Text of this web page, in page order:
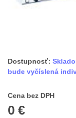
Dostupnosť:
bude vyčíslená
Cena bez DPH
0 €
Cena s DPH